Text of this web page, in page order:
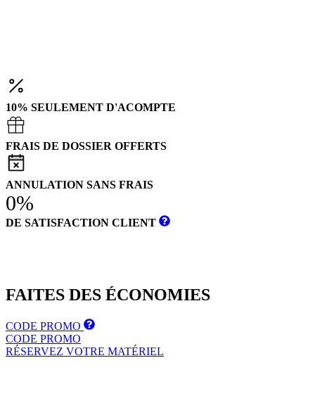
10% SEULEMENT D'ACOMPTE
FRAIS DE DOSSIER OFFERTS
ANNULATION SANS FRAIS
0%
DE SATISFACTION CLIENT
FAITES DES ÉCONOMIES
CODE PROMO
CODE PROMO
RÉSERVEZ VOTRE MATÉRIEL